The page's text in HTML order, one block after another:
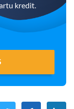
kredit.